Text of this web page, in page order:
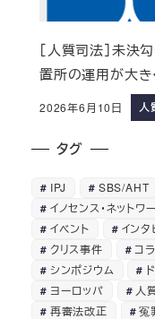
［人質司法］未決
置所の運用が大き
2026年6月10日 人
タグ
IPJ SBS/AHT
イノセンス・ネットワ
イベント
イン
クリス事件
コ
シンポジウム
ヨーロッパ
人
再審法改正
冤